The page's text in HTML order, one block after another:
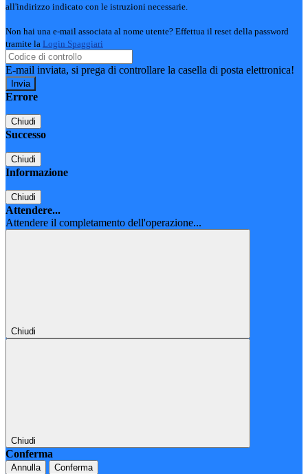
all'indirizzo indicato con le istruzioni necessarie.
Non hai una e-mail associata al nome utente? Effettua il reset della password
tramite la Login Spaggiari
E-mail inviata, si prega di controllare la casella di posta elettronica!
Errore
Chiudi
Successo
Chiudi
Informazione
Chiudi
Attendere...
Attendere il completamento dell'operazione...
Chiudi
Chiudi
Conferma
Annulla Conferma